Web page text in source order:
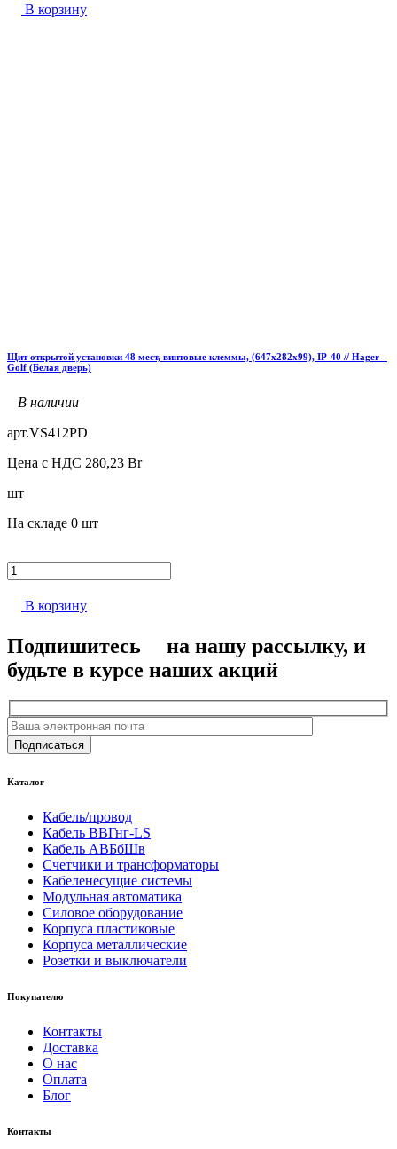
В корзину
Щит открытой установки 48 мест, винтовые клеммы, (647х282х99), IP-40 // Hager –
Golf (Белая дверь)
В наличии
арт.VS412PD
Цена с НДС 280,23 Br
шт
На складе 0 шт
В корзину
Подпишитесь
на нашу рассылку, и
будьте в курсе наших акций
Подписаться
Каталог
Кабель/провод
Кабель ВВГнг-LS
Кабель АВБбШв
Счетчики и трансформаторы
Кабеленесущие системы
Модульная автоматика
Силовое оборудование
Корпуса пластиковые
Корпуса металлические
Розетки и выключатели
Покупателю
Контакты
Доставка
О нас
Оплата
Блог
Контакты